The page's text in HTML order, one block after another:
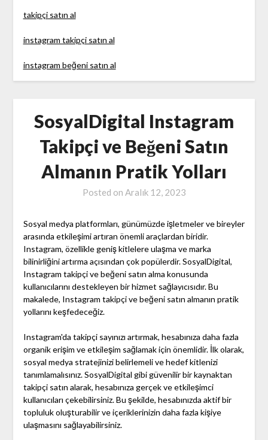
takipçi satın al
instagram takipçi satın al
instagram beğeni satın al
SosyalDigital Instagram
Takipçi ve Beğeni Satın
Almanın Pratik Yolları
Posted on Aralık 12, 2023
Sosyal medya platformları, günümüzde işletmeler ve bireyler
arasında etkileşimi artıran önemli araçlardan biridir.
Instagram, özellikle geniş kitlelere ulaşma ve marka
bilinirliğini artırma açısından çok popülerdir. SosyalDigital,
Instagram takipçi ve beğeni satın alma konusunda
kullanıcılarını destekleyen bir hizmet sağlayıcısıdır. Bu
makalede, Instagram takipçi ve beğeni satın almanın pratik
yollarını keşfedeceğiz.
Instagram'da takipçi sayınızı artırmak, hesabınıza daha fazla
organik erişim ve etkileşim sağlamak için önemlidir. İlk olarak,
sosyal medya stratejinizi belirlemeli ve hedef kitlenizi
tanımlamalısınız. SosyalDigital gibi güvenilir bir kaynaktan
takipçi satın alarak, hesabınıza gerçek ve etkileşimci
kullanıcıları çekebilirsiniz. Bu şekilde, hesabınızda aktif bir
topluluk oluşturabilir ve içeriklerinizin daha fazla kişiye
ulaşmasını sağlayabilirsiniz.